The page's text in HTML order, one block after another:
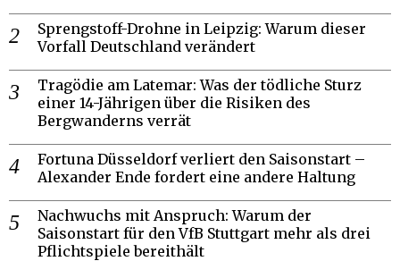
Sprengstoff-Drohne in Leipzig: Warum dieser
Vorfall Deutschland verändert
Tragödie am Latemar: Was der tödliche Sturz
einer 14-Jährigen über die Risiken des
Bergwanderns verrät
Fortuna Düsseldorf verliert den Saisonstart –
Alexander Ende fordert eine andere Haltung
Nachwuchs mit Anspruch: Warum der
Saisonstart für den VfB Stuttgart mehr als drei
Pflichtspiele bereithält